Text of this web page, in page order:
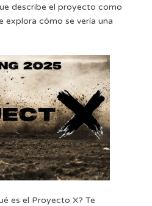
describe el proyecto como
explora cómo se vería una
es el Proyecto X? Te